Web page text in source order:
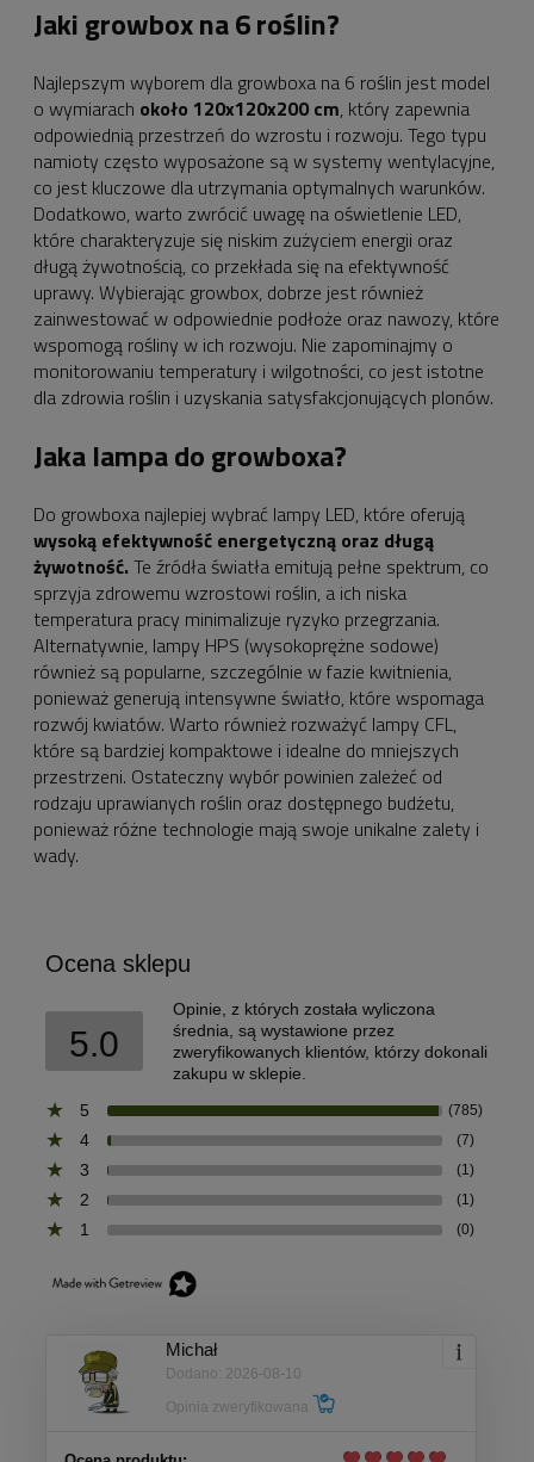
Jaki growbox na 6 roślin?
Najlepszym wyborem dla growboxa na 6 roślin jest model
o wymiarach około 120x120x200 cm, który zapewnia
odpowiednią przestrzeń do wzrostu i rozwoju. Tego typu
namioty często wyposażone są w systemy wentylacyjne,
co jest kluczowe dla utrzymania optymalnych warunków.
Dodatkowo, warto zwrócić uwagę na oświetlenie LED,
które charakteryzuje się niskim zużyciem energii oraz
długą żywotnością, co przekłada się na efektywność
uprawy. Wybierając growbox, dobrze jest również
zainwestować w odpowiednie podłoże oraz nawozy, które
wspomogą rośliny w ich rozwoju. Nie zapominajmy o
monitorowaniu temperatury i wilgotności, co jest istotne
dla zdrowia roślin i uzyskania satysfakcjonujących plonów.
Jaka lampa do growboxa?
Do growboxa najlepiej wybrać lampy LED, które oferują
wysoką efektywność energetyczną oraz długą
żywotność. Te źródła światła emitują pełne spektrum, co
sprzyja zdrowemu wzrostowi roślin, a ich niska
temperatura pracy minimalizuje ryzyko przegrzania.
Alternatywnie, lampy HPS (wysokoprężne sodowe)
również są popularne, szczególnie w fazie kwitnienia,
ponieważ generują intensywne światło, które wspomaga
rozwój kwiatów. Warto również rozważyć lampy CFL,
które są bardziej kompaktowe i idealne do mniejszych
przestrzeni. Ostateczny wybór powinien zależeć od
rodzaju uprawianych roślin oraz dostępnego budżetu,
ponieważ różne technologie mają swoje unikalne zalety i
wady.
Ocena sklepu
5.0
Opinie, z których została wyliczona
średnia, są wystawione przez
zweryfikowanych klientów, którzy dokonali
zakupu w sklepie.
5
(785)
4 (7)
3 (1)
2 (1)
1 (0)
Michał
Dodano: 2026-08-10
Opinia zweryfikowana